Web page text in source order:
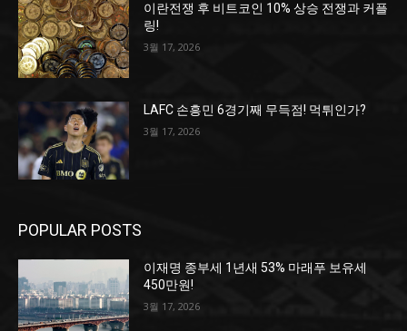
이란전쟁 후 비트코인 10% 상승 전쟁과 커플
링!
3월 17, 2026
LAFC 손흥민 6경기째 무득점! 먹튀인가?
3월 17, 2026
POPULAR POSTS
이재명 종부세 1년새 53% 마래푸 보유세
450만원!
3월 17, 2026